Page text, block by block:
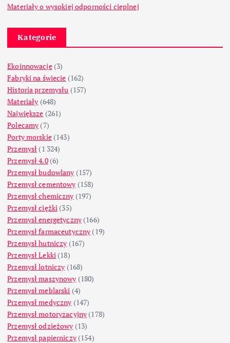
Materiały o wysokiej odporności cieplnej
Kategorie
Ekoinnowacje(3)
Fabryki na świecie (162)
Historia przemysłu (157)
Materiały (648)
Największe (261)
Polecamy (7)
Porty morskie(143)
Przemysł (1 324)
Przemysł 4.0(6)
Przemysł budowlany (157)
Przemysł cementowy (158)
Przemysł chemiczny (197)
Przemysł ciężki (35)
Przemysł energetyczny (166)
Przemysł farmaceutyczny (19)
Przemysł hutniczy (167)
Przemysł Lekki (18)
Przemysł lotniczy (168)
Przemysł maszynowy (180)
Przemysł meblarski (4)
Przemysł medyczny (147)
Przemysł motoryzacyjny (178)
Przemysł odzieżowy (13)
Przemysł papierniczy(154)